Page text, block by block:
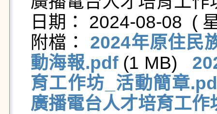
日期： 2024-08-08  (
附檔： 2024年原住民
動海報.pdf (1 MB)
育工作坊_活動簡章
廣播電台人才培育工